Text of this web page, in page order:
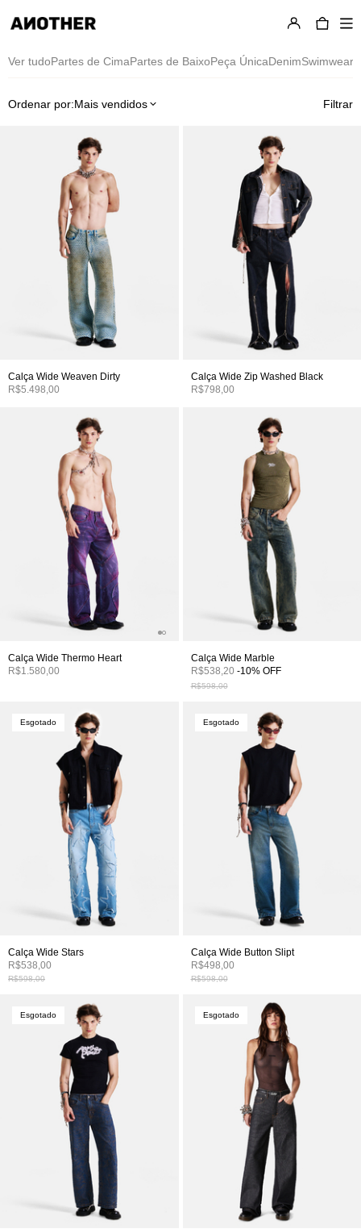
Wide Fit
Ver tudoPartes de CimaPartes de BaixoPeça ÚnicaDenimSwimwear
Ordenar por:Mais vendidos Filtrar
Calça Wide Weaven Dirty
R$5.498,00
Calça Wide Zip Washed Black
R$798,00
Calça Wide Thermo Heart
R$1.580,00
Calça Wide Marble
R$538,20 -10% OFF
R$598,00
Esgotado
Calça Wide Stars
R$538,00
R$598,00
Esgotado
Calça Wide Button Slipt
R$498,00
R$598,00
Esgotado Esgotado